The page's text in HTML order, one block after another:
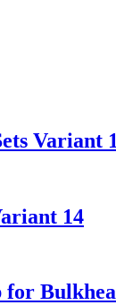
Variant
14